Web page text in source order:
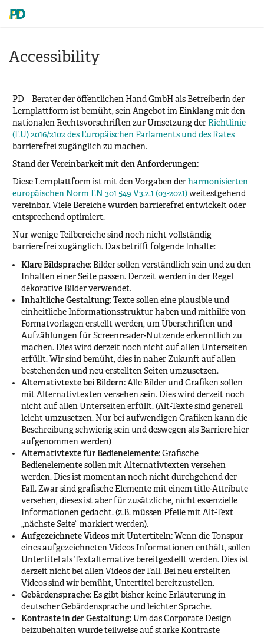
Accessibility
PD – Berater der öffentlichen Hand GmbH als Betreiberin der
Lernplattform ist bemüht, sein Angebot im Einklang mit den
nationalen Rechtsvorschriften zur Umsetzung derRichtlinie
(EU) 2016/2102 des Europäischen Parlaments und des Rates
barrierefrei zugänglich zu machen.
Stand der Vereinbarkeit mit den Anforderungen:
Diese Lernplattform ist mit den Vorgaben derharmonisierten
europäischen Norm EN 301 549 V3.2.1 (03-2021)weitestgehend
vereinbar. Viele Bereiche wurden barrierefrei entwickelt oder
entsprechend optimiert.
Nur wenige Teilbereiche sind noch nicht vollständig
barrierefrei zugänglich. Das betrifft folgende Inhalte:
Klare Bildsprache:Bilder sollen verständlich sein und zu den
Inhalten einer Seite passen. Derzeit werden in der Regel
dekorative Bilder verwendet.
Inhaltliche Gestaltung:Texte sollen eine plausible und
einheitliche Informationsstruktur haben und mithilfe von
Formatvorlagen erstellt werden, um Überschriften und
Aufzählungen für Screenreader-Nutzende erkenntlich zu
machen. Dies wird derzeit noch nicht auf allen Unterseiten
erfüllt. Wir sind bemüht, dies in naher Zukunft auf allen
bestehenden und neu erstellten Seiten umzusetzen.
Alternativtexte bei Bildern:Alle Bilder und Grafiken sollen
mit Alternativtexten versehen sein. Dies wird derzeit noch
nicht auf allen Unterseiten erfüllt. (Alt-Texte sind generell
leicht umzusetzen. Nur bei aufwendigen Grafiken kann die
Beschreibung schwierig sein und deswegen als Barriere hier
aufgenommen werden)
Alternativtexte für Bedienelemente:Grafische
Bedienelemente sollen mit Alternativtexten versehen
werden. Dies ist momentan noch nicht durchgehend der
Fall. Zwar sind grafische Elemente mit einem title-Attribute
versehen, dieses ist aber für zusätzliche, nicht essenzielle
Informationen gedacht. (z.B. müssen Pfeile mit Alt-Text
„nächste Seite“ markiert werden).
Aufgezeichnete Videos mit Untertiteln: Wenn die Tonspur
eines aufgezeichneten Videos Informationen enthält, sollen
Untertitel als Textalternative bereitgestellt werden. Dies ist
derzeit nicht bei allen Videos der Fall. Bei neu erstellten
Videos sind wir bemüht, Untertitel bereitzustellen.
Gebärdensprache:Es gibt bisher keine Erläuterung in
deutscher Gebärdensprache und leichter Sprache.
Kontraste in der Gestaltung: Um das Corporate Design